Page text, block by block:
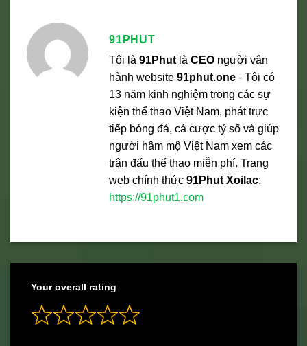
91PHUT
Tôi là 91Phut là CEO người vận
hành website 91phut.one - Tôi có
13 năm kinh nghiệm trong các sự
kiện thể thao Việt Nam, phát trực
tiếp bóng đá, cá cược tỷ số và giúp
người hâm mộ Việt Nam xem các
trận đấu thể thao miễn phí. Trang
web chính thức 91Phut Xoilac:
https://91phut1.com
Your overall rating